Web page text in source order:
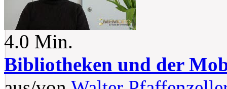
4.0 Min.
Bibliotheken und der